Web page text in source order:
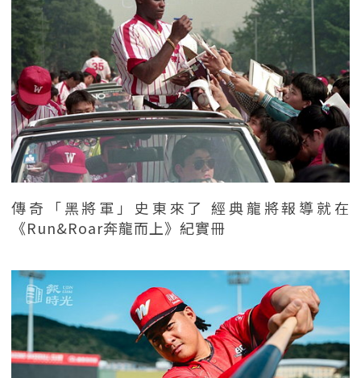
傳奇「黑將軍」史東來了 經典龍將報導就在
《Run&Roar奔龍而上》紀實冊